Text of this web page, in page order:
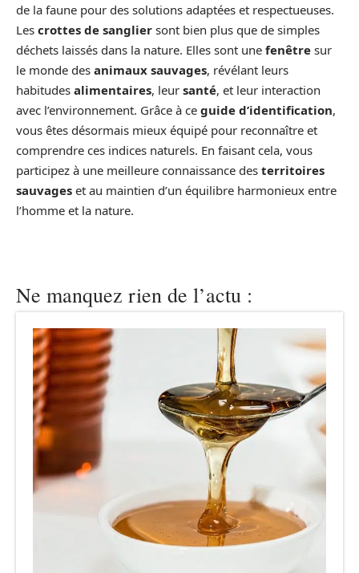
de la faune pour des solutions adaptées et respectueuses.
Les crottes de sanglier sont bien plus que de simples
déchets laissés dans la nature. Elles sont une fenêtre sur
le monde des animaux sauvages, révélant leurs
habitudes alimentaires, leur santé, et leur interaction
avec l’environnement. Grâce à ce guide d’identification,
vous êtes désormais mieux équipé pour reconnaître et
comprendre ces indices naturels. En faisant cela, vous
participez à une meilleure connaissance des territoires
sauvages et au maintien d’un équilibre harmonieux entre
l’homme et la nature.
Ne manquez rien de l’actu :